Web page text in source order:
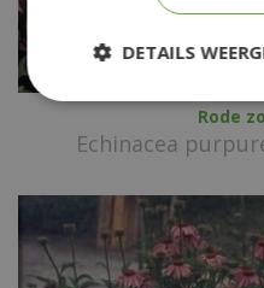
Rode
Echinacea
DETAILS